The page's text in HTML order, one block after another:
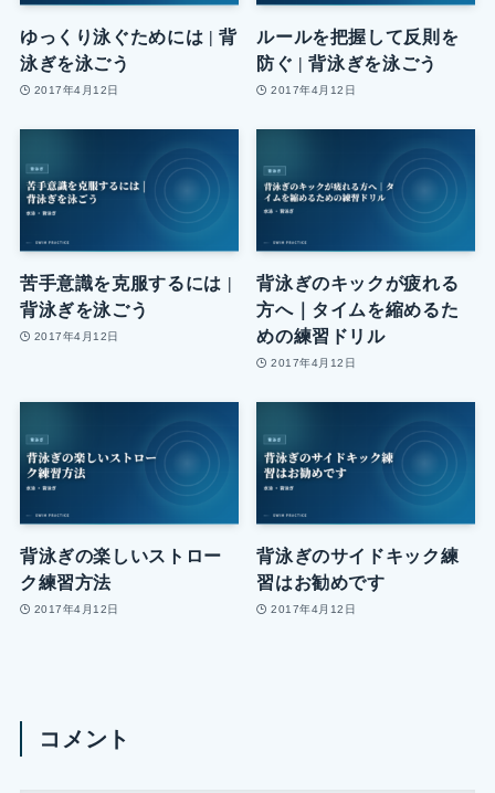
ゆっくり泳ぐためには | 背
泳ぎを泳ごう
2017年4月12日
ルールを把握して反則を
防ぐ | 背泳ぎを泳ごう
2017年4月12日
苦手意識を克服するには |
背泳ぎを泳ごう
2017年4月12日
背泳ぎのキックが疲れる
方へ｜タイムを縮めるた
めの練習ドリル
2017年4月12日
背泳ぎの楽しいストロー
ク練習方法
2017年4月12日
背泳ぎのサイドキック練
習はお勧めです
2017年4月12日
コメント